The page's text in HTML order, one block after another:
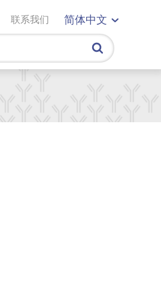
联系我们 简体中文